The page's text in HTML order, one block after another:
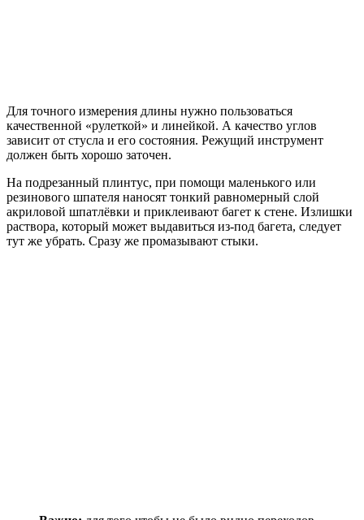
Для точного измерения длины нужно пользоваться
качественной «рулеткой» и линейкой. А качество углов
зависит от стусла и его состояния. Режущий инструмент
должен быть хорошо заточен.
На подрезанный плинтус, при помощи маленького или
резинового шпателя наносят тонкий равномерный слой
акриловой шпатлёвки и приклеивают багет к стене. Излишки
раствора, который может выдавиться из-под багета, следует
тут же убрать. Сразу же промазывают стыки.